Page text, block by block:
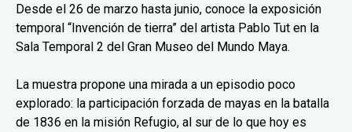
Desde el 26 de marzo hasta junio, conoce la exposición
temporal “Invención de tierra” del artista Pablo Tut en la
Sala Temporal 2 del Gran Museo del Mundo Maya.
La muestra propone una mirada a un episodio poco
explorado: la participación forzada de mayas en la batalla
de 1836 en la misión Refugio, al sur de lo que hoy es